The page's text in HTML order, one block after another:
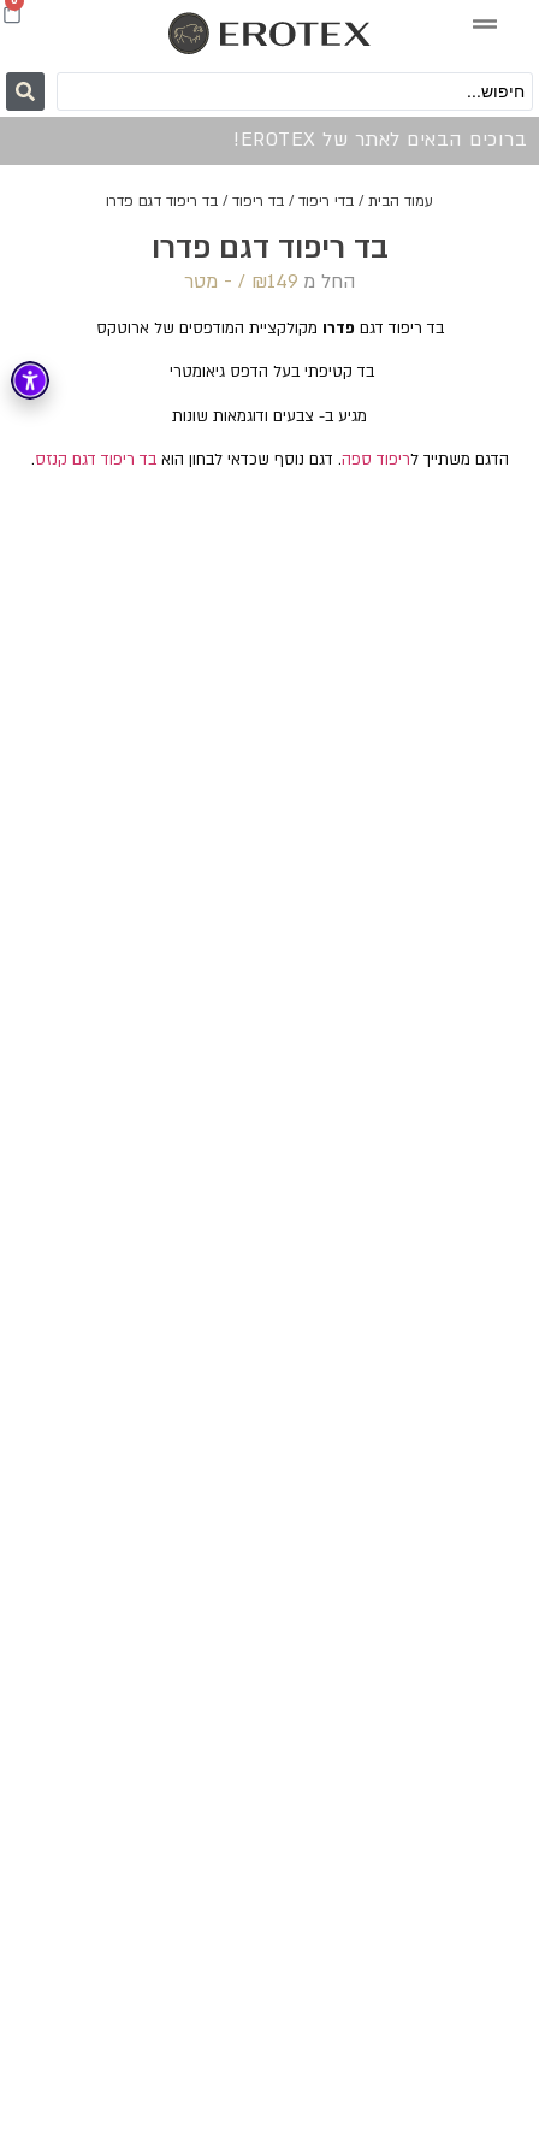
ברוכים הבאים לאתר של EROTEX!
עמוד הבית / בדי ריפוד / בד ריפוד / בד ריפוד דגם פדרו
בד ריפוד דגם פדרו
החל מ ₪149 /‏‏‎ ‎- מטר
בד ריפוד דגם פדרו מקולקציית המודפסים של ארוטקס
בד קטיפתי בעל הדפס גיאומטרי
מגיע ב- צבעים ודוגמאות שונות
הדגם משתייך לריפוד ספה. דגם נוסף שכדאי לבחון הואבד ריפוד דגם קנזס.